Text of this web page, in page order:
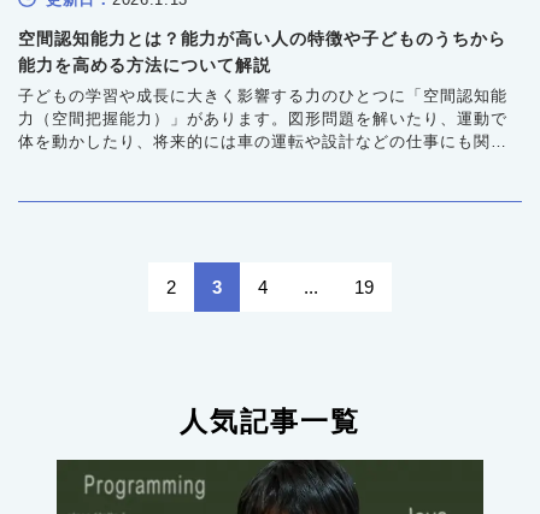
空間認知能力とは？能力が高い人の特徴や子どものうちから
能力を高める方法について解説
子どもの学習や成長に大きく影響する力のひとつに「空間認知能
力（空間把握能力）」があります。図形問題を解いたり、運動で
体を動かしたり、将来的には車の運転や設計などの仕事にも関わ
2 3 4 ... 19
人気記事一覧